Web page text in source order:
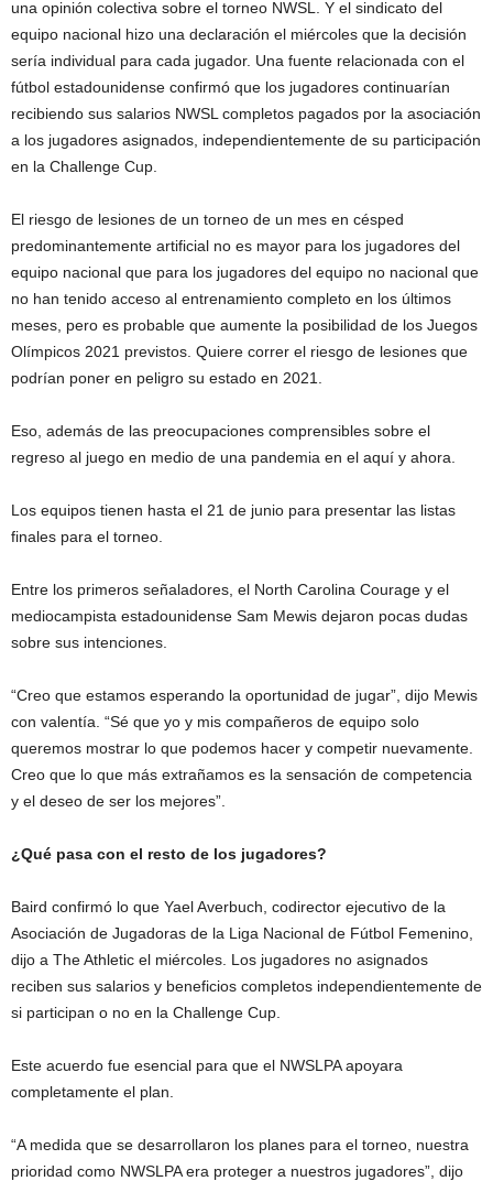
una opinión colectiva sobre el torneo NWSL. Y el sindicato del
equipo nacional hizo una declaración el miércoles que la decisión
sería individual para cada jugador. Una fuente relacionada con el
fútbol estadounidense confirmó que los jugadores continuarían
recibiendo sus salarios NWSL completos pagados por la asociación
a los jugadores asignados, independientemente de su participación
en la Challenge Cup.
El riesgo de lesiones de un torneo de un mes en césped
predominantemente artificial no es mayor para los jugadores del
equipo nacional que para los jugadores del equipo no nacional que
no han tenido acceso al entrenamiento completo en los últimos
meses, pero es probable que aumente la posibilidad de los Juegos
Olímpicos 2021 previstos. Quiere correr el riesgo de lesiones que
podrían poner en peligro su estado en 2021.
Eso, además de las preocupaciones comprensibles sobre el
regreso al juego en medio de una pandemia en el aquí y ahora.
Los equipos tienen hasta el 21 de junio para presentar las listas
finales para el torneo.
Entre los primeros señaladores, el North Carolina Courage y el
mediocampista estadounidense Sam Mewis dejaron pocas dudas
sobre sus intenciones.
“Creo que estamos esperando la oportunidad de jugar”, dijo Mewis
con valentía. “Sé que yo y mis compañeros de equipo solo
queremos mostrar lo que podemos hacer y competir nuevamente.
Creo que lo que más extrañamos es la sensación de competencia
y el deseo de ser los mejores”.
¿Qué pasa con el resto de los jugadores?
Baird confirmó lo que Yael Averbuch, codirector ejecutivo de la
Asociación de Jugadoras de la Liga Nacional de Fútbol Femenino,
dijo a The Athletic el miércoles. Los jugadores no asignados
reciben sus salarios y beneficios completos independientemente de
si participan o no en la Challenge Cup.
Este acuerdo fue esencial para que el NWSLPA apoyara
completamente el plan.
“A medida que se desarrollaron los planes para el torneo, nuestra
prioridad como NWSLPA era proteger a nuestros jugadores”, dijo